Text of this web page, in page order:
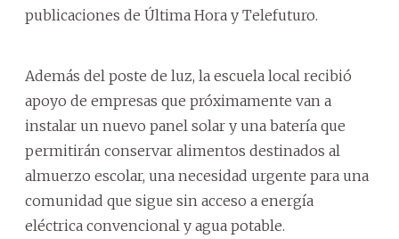
publicaciones de Última Hora y Telefuturo.
Además del poste de luz, la escuela local recibió
apoyo de empresas que próximamente van a
instalar un nuevo panel solar y una batería que
permitirán conservar alimentos destinados al
almuerzo escolar, una necesidad urgente para una
comunidad que sigue sin acceso a energía
eléctrica convencional y agua potable.